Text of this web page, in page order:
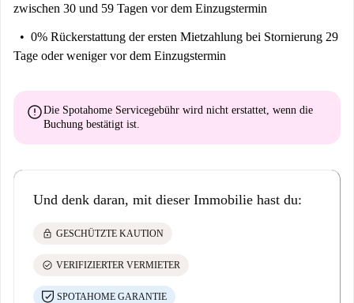
zwischen 30 und 59 Tagen vor dem Einzugstermin
0% Rückerstattung der ersten Mietzahlung bei Stornierung 29
Tage oder weniger vor dem Einzugstermin
errorDie Spotahome Servicegebühr wird nicht erstattet , wenn die
Buchung bestätigt ist.
Und denk daran, mit dieser Immobilie hast du:
lock GESCHÜTZTE KAUTION
check_circle VERIFIZIERTER VERMIETER
SPOTAHOME GARANTIE